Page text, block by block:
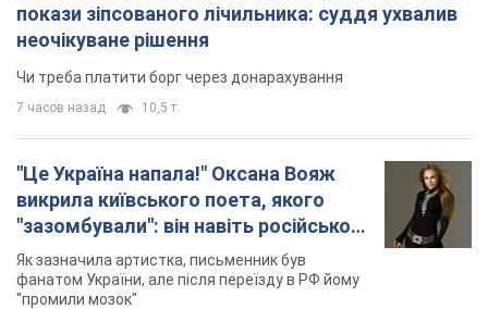
покази зіпсованого лічильника: суддя ухвалив
неочікуване рішення
Чи треба платити борг через донарахування
7 часов назад 10,5 т.
"Це Україна напала!" Оксана Вояж
викрила київського поета, якого
"зазомбували": він навіть російської
не знав, а тепер хоче геноциду
українців
Як зазначила артистка, письменник був
фанатом України, але після переїзду в РФ йому
"промили мозок"